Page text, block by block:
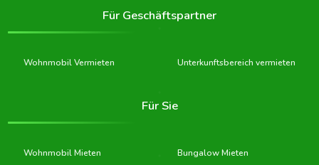
Für Geschäftspartner
Wohnmobil Vermieten Unterkunftsbereich vermieten
Für Sie
Wohnmobil Mieten Bungalow Mieten